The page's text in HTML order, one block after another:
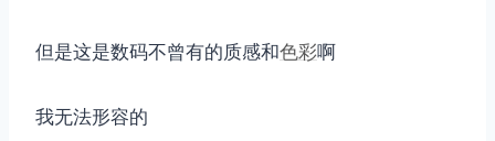
但是这是数码不曾有的质感和色彩啊
我无法形容的